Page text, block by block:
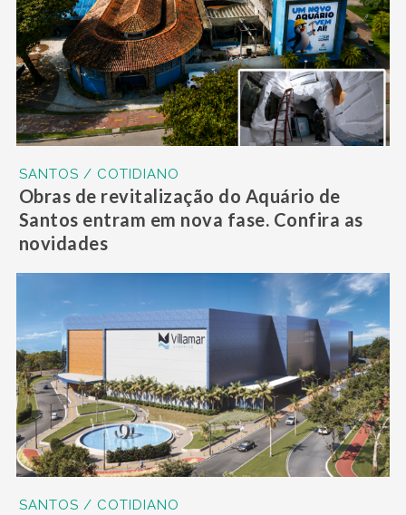
SANTOS / COTIDIANO
Obras de revitalização do Aquário de
Santos entram em nova fase. Confira as
novidades
SANTOS / COTIDIANO